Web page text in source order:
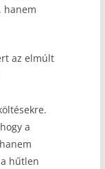
hanem
az elmúlt
a
hűtlen